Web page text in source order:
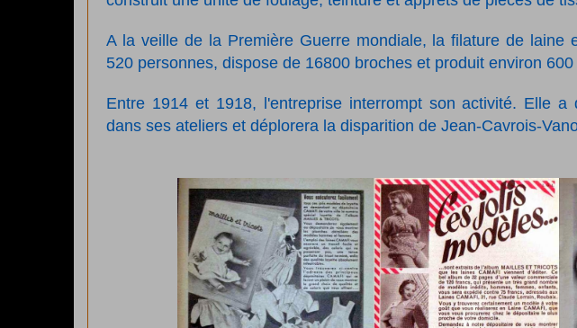
A la veille de la Première Guerre mondiale, la filature de laine
520 personnes, dispose de 16800 broches et produit environ
Entre 1914 et 1918, l'entreprise interrompt son activité. Elle a
dans ses ateliers et déplorera la disparition de Jean-Cavrois-